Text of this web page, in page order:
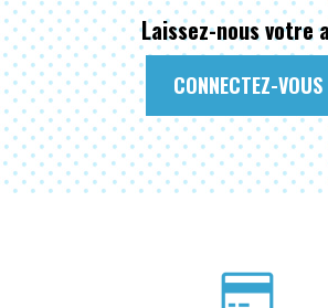
Laissez-nous votre
CONNECTEZ-VOUS